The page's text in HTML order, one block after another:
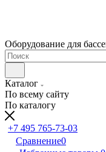
Оборудование для
Каталог
По всему сайту
По каталогу
+7 495 765-73-03
Сравнение0